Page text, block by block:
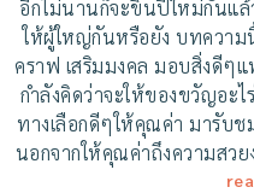
อีกไม่นานก็จะขึ้นปีใหม่กันแ
ให้ผู้ใหญ่กันหรือยัง บทความ
คราฟ เสริมมงคล มอบสิ่งดีๆ
กำลังคิดว่าจะให้ของขวัญอะ
ทางเลือกดีๆให้คุณค่า มารับช
นอกจากให้คุณค่าถึงความสว